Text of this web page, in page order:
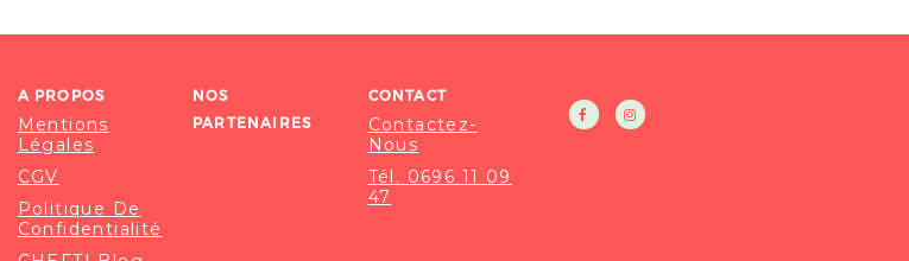
A PROPOS
Mentions
Légales
CGV
Politique De
Confidentialité
NOS
PARTENAIRES
CONTACT
Contactez-
Nous
Tél. 0696 11 09
47